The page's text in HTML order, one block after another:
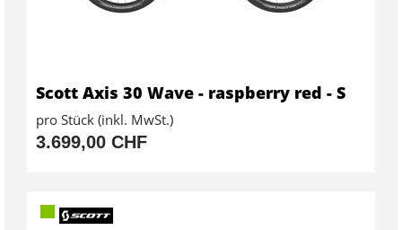
Scott Axis 30 Wave - raspberry red - S
pro Stück (inkl. MwSt.)
3.699,00 CHF